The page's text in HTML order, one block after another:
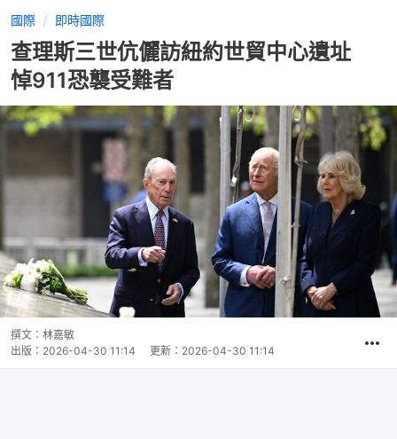
國際 即時國際
查理斯三世伉儷訪紐約世貿中心遺址
悼911恐襲受難者
撰文： 林嘉敏
出版： 2026-04-30 11:14 更新： 2026-04-30 11:14